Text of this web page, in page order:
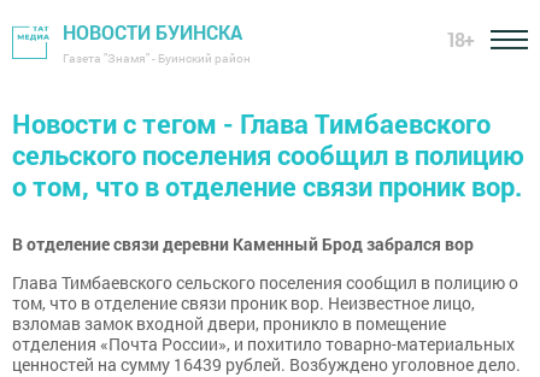
НОВОСТИ БУИНСКА
Газета "Знамя" - Буинский район
18+
Новости с тегом - Глава Тимбаевского
сельского поселения сообщил в полицию
о том, что в отделение связи проник вор.
В отделение связи деревни Каменный Брод забрался вор
Глава Тимбаевского сельского поселения сообщил в полицию о
том, что в отделение связи проник вор. Неизвестное лицо,
взломав замок входной двери, проникло в помещение
отделения «Почта России», и похитило товарно-материальных
ценностей на сумму 16439 рублей. Возбуждено уголовное дело.